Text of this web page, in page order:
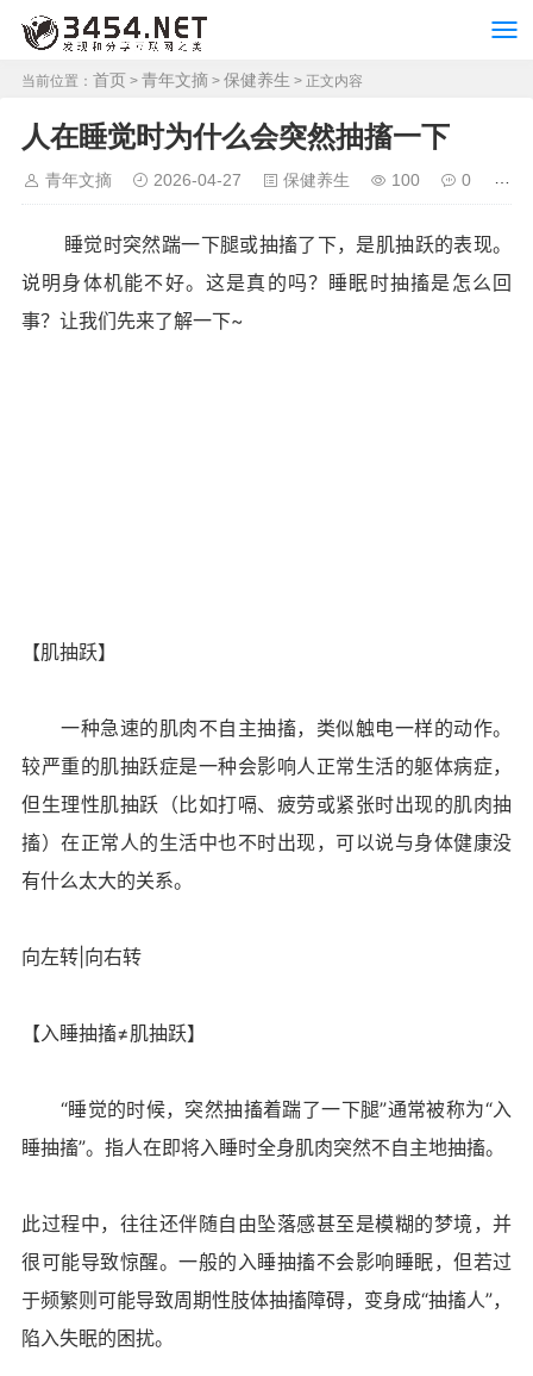
当前位置： 首页 > 青年文摘 > 保健养生 > 正文内容
人在睡觉时为什么会突然抽搐一下
青年文摘 2026-04-27 保健养生 100 0
睡觉时突然踹一下腿或抽搐了下，是肌抽跃的表现。
说明身体机能不好。这是真的吗？睡眠时抽搐是怎么回
事？让我们先来了解一下~
【肌抽跃】
一种急速的肌肉不自主抽搐，类似触电一样的动作。
较严重的肌抽跃症是一种会影响人正常生活的躯体病症，
但生理性肌抽跃（比如打嗝、疲劳或紧张时出现的肌肉抽
搐）在正常人的生活中也不时出现，可以说与身体健康没
有什么太大的关系。
向左转|向右转
【入睡抽搐≠肌抽跃】
“睡觉的时候，突然抽搐着踹了一下腿”通常被称为“入
睡抽搐”。指人在即将入睡时全身肌肉突然不自主地抽搐。
此过程中，往往还伴随自由坠落感甚至是模糊的梦境，并
很可能导致惊醒。一般的入睡抽搐不会影响睡眠，但若过
于频繁则可能导致周期性肢体抽搐障碍，变身成“抽搐人”，
陷入失眠的困扰。